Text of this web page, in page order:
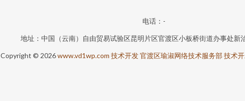
电话：-
地址：中国（云南）自由贸易试验区昆明片区官渡区小板桥街道办事处新
Copyright © 2026www.vd1wp.com 技术开发官渡区瑜淑网络技术服务部技术